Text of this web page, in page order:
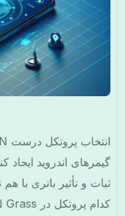
فارسی
گیمرهای اندروید ایجاد
ثبات و تأثیر باتری با